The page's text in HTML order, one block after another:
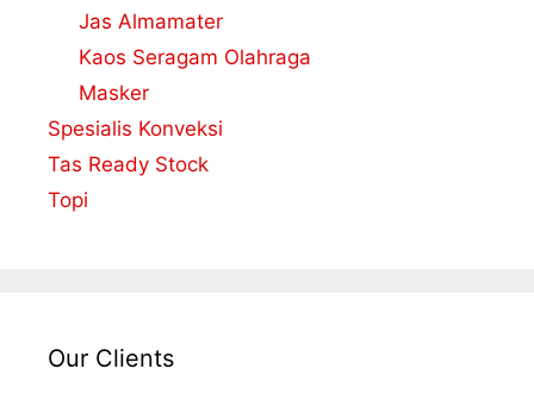
Jas Almamater
Kaos Seragam Olahraga
Masker
Spesialis Konveksi
Tas Ready Stock
Topi
Our Clients